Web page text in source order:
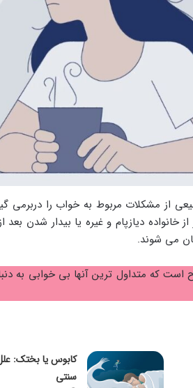
مشکلات مربوط به خواب را دربرمی
دیازپام و غیره یا بیدار شدن
می­ شوند.
است که متداول­ ترین آنها بی خوابی به
کابوس یا بختک:
سنتی